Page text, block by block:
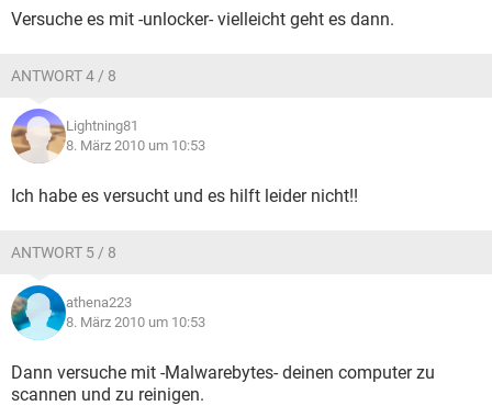
Versuche es mit -unlocker- vielleicht geht es dann.
ANTWORT 4 / 8
Lightning81
8. März 2010 um 10:53
Ich habe es versucht und es hilft leider nicht!!
ANTWORT 5 / 8
athena223
8. März 2010 um 10:53
Dann versuche mit -Malwarebytes- deinen computer zu
scannen und zu reinigen.